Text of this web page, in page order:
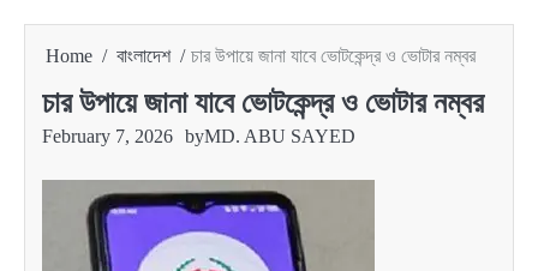
Home বাংলাদেশ চার উপায়ে জানা যাবে ভোটকেন্দ্র ও ভোটার নম্বর
চার উপায়ে জানা যাবে ভোটকেন্দ্র ও ভোটার নম্বর
February 7, 2026 byMD. ABU SAYED